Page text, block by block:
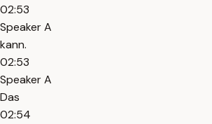
02:53
Speaker A
kann.
02:53
Speaker A
Das
02:54